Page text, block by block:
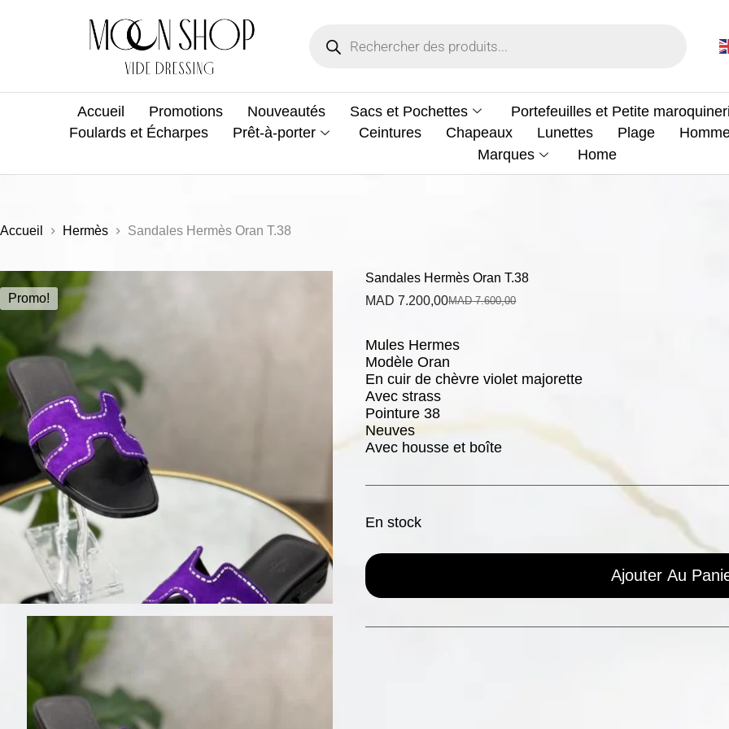
Accueil Promotions Nouveautés Sacs et Pochettes
Portefeuilles et Petite
Foulards et Écharpes
Prêt-à-porter Ceintures Chapeaux Lunettes Plage
Marques
Home
Accueil Hermès Sandales Hermès Oran T.38
Promo!
Sandales Hermès Oran T.38
MAD7.600,00
MAD 7.200,00
Mules Hermes
Modèle Oran
En cuir de chèvre violet majorette
Avec strass
Pointure 38
Neuves
Avec housse et boîte
En stock
Ajouter Au